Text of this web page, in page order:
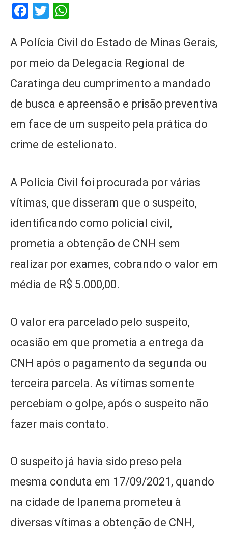
Facebook
Twitter
A Polícia Civil do Estado de Minas Gerais,
por meio da Delegacia Regional de
Caratinga deu cumprimento a mandado
de busca e apreensão e prisão preventiva
em face de um suspeito pela prática do
crime de estelionato.
A Polícia Civil foi procurada por várias
vítimas, que disseram que o suspeito,
identificando como policial civil,
prometia a obtenção de CNH sem
realizar por exames, cobrando o valor em
média de R$ 5.000,00.
O valor era parcelado pelo suspeito,
ocasião em que prometia a entrega da
CNH após o pagamento da segunda ou
terceira parcela. As vítimas somente
percebiam o golpe, após o suspeito não
fazer mais contato.
O suspeito já havia sido preso pela
mesma conduta em 17/09/2021, quando
na cidade de Ipanema prometeu à
diversas vítimas a obtenção de CNH,